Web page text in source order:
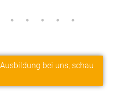
bei uns, schau